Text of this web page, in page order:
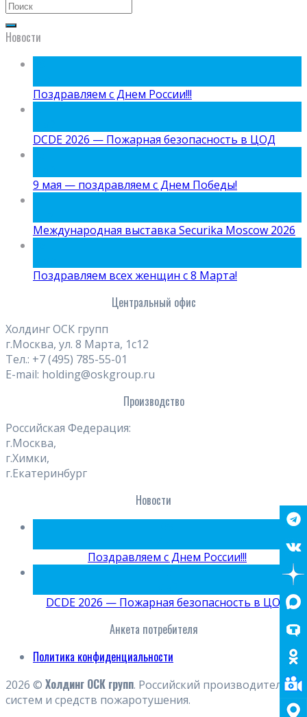
Новости
Поздравляем с Днем России!!!
DCDE 2026 — Пожарная безопасность в ЦОД
9 мая — поздравляем с Днем Победы!
Международная выставка Securika Moscow 2026
Поздравляем всех женщин с 8 Марта!
Центральный офис
Холдинг ОСК групп
г.Москва, ул. 8 Марта, 1с12
Тел.: +7 (495) 785-55-01
E-mail: holding@oskgroup.ru
Производство
Российская Федерация:
г.Москва,
г.Химки,
г.Екатеринбург
Новости
Поздравляем с Днем России!!!
DCDE 2026 — Пожарная безопасность в ЦОД
Анкета потребителя
Политика конфиденциальности
2026 © Холдинг ОСК групп. Российский производитель
систем и средств пожаротушения.